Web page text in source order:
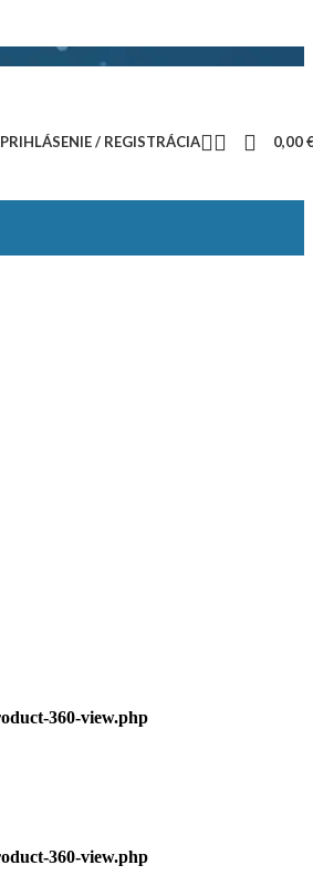
PRIHLÁSENIE / REGISTRÁCIA 0,00
360-view.php
360-view.php